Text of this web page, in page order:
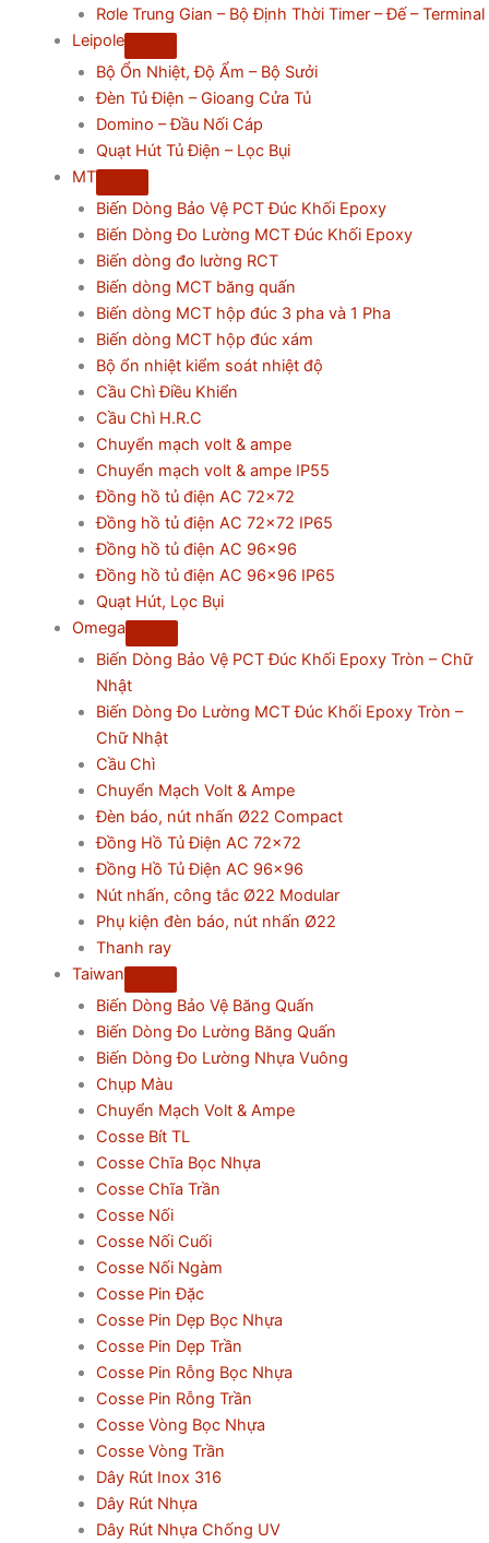
Rơle Trung Gian – Bộ Định Thời Timer – Đế – Terminal
Leipole
Bộ Ổn Nhiệt, Độ Ẩm – Bộ Sưởi
Đèn Tủ Điện – Gioang Cửa Tủ
Domino – Đầu Nối Cáp
Quạt Hút Tủ Điện – Lọc Bụi
MT
Biến Dòng Bảo Vệ PCT Đúc Khối Epoxy
Biến Dòng Đo Lường MCT Đúc Khối Epoxy
Biến dòng đo lường RCT
Biến dòng MCT băng quấn
Biến dòng MCT hộp đúc 3 pha và 1 Pha
Biến dòng MCT hộp đúc xám
Bộ ổn nhiệt kiểm soát nhiệt độ
Cầu Chì Điều Khiển
Cầu Chì H.R.C
Chuyển mạch volt & ampe
Chuyển mạch volt & ampe IP55
Đồng hồ tủ điện AC 72×72
Đồng hồ tủ điện AC 72×72 IP65
Đồng hồ tủ điện AC 96×96
Đồng hồ tủ điện AC 96×96 IP65
Quạt Hút, Lọc Bụi
Omega
Biến Dòng Bảo Vệ PCT Đúc Khối Epoxy Tròn – Chữ
Nhật
Biến Dòng Đo Lường MCT Đúc Khối Epoxy Tròn –
Chữ Nhật
Cầu Chì
Chuyển Mạch Volt & Ampe
Đèn báo, nút nhấn Ø22 Compact
Đồng Hồ Tủ Điện AC 72×72
Đồng Hồ Tủ Điện AC 96×96
Nút nhấn, công tắc Ø22 Modular
Phụ kiện đèn báo, nút nhấn Ø22
Thanh ray
Taiwan
Biến Dòng Bảo Vệ Băng Quấn
Biến Dòng Đo Lường Băng Quấn
Biến Dòng Đo Lường Nhựa Vuông
Chụp Màu
Chuyển Mạch Volt & Ampe
Cosse Bít TL
Cosse Chĩa Bọc Nhựa
Cosse Chĩa Trần
Cosse Nối
Cosse Nối Cuối
Cosse Nối Ngàm
Cosse Pin Đặc
Cosse Pin Dẹp Bọc Nhựa
Cosse Pin Dẹp Trần
Cosse Pin Rỗng Bọc Nhựa
Cosse Pin Rỗng Trần
Cosse Vòng Bọc Nhựa
Cosse Vòng Trần
Dây Rút Inox 316
Dây Rút Nhựa
Dây Rút Nhựa Chống UV